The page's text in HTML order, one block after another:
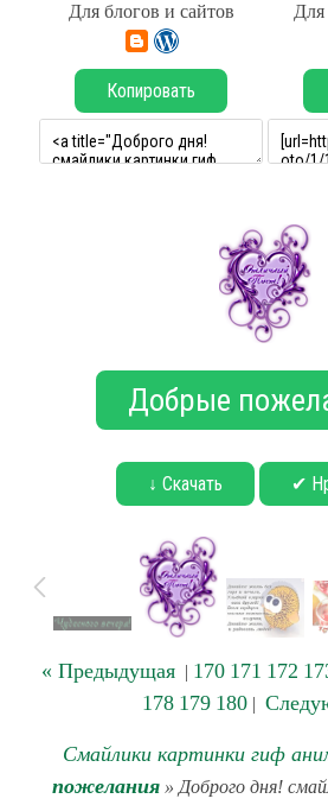
Для блогов и сайтов Для
Копировать
Добрые
↓ Скачать ✔
« Предыдущая| 170 171 172
178 179 180 |
Смайлики картинки гиф
пожелания» Доброго дня!